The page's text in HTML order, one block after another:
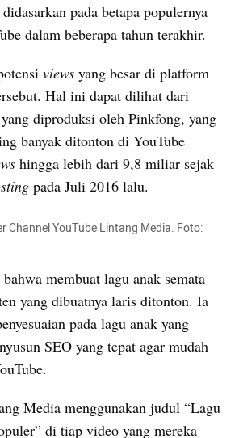
pada betapa populernya
dalam beberapa tahun terakhir.
views
Hal ini dapat dilihat dari
diproduksi oleh Pinkfong, yang
banyak ditonton di YouTube
hingga lebih dari 9,8 miliar sejak
pada Juli 2016 lalu.
Channel YouTube Lintang Media. Foto:
membuat lagu anak semata
yang dibuatnya laris ditonton. Ia
pada lagu anak yang
SEO yang tepat agar mudah
Media menggunakan judul “Lagu